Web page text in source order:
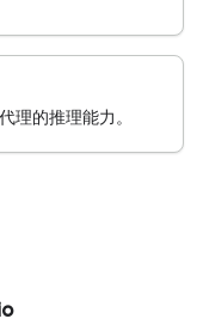
理的推理能力。